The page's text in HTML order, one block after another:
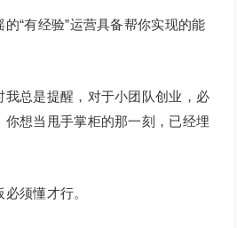
“有经验”运营具备帮你实现的能
我总是提醒，对于小团队创业，必
想当甩手掌柜的那一刻，已经埋
须懂才行。